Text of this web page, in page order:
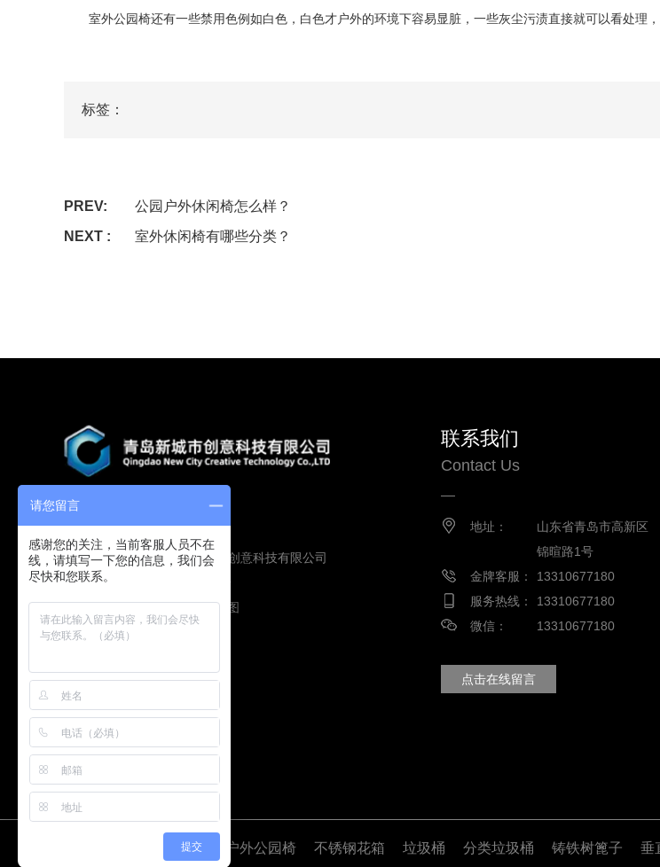
室外公园椅还有一些禁用色例如白色，白色才户外的环境下容易显脏，一些灰尘污渍直接就可以看处理，
标签：
PREV:
公园户外休闲椅怎么样？
NEXT :
室外休闲椅有哪些分类？
Copyright © 2019 青岛新城市创意科技有限公司
版权所有
鲁ICP备16009134号
技术支持：圭谷设计 网站地图
联系我们
Contact Us
地址：
山东省青岛市高新区
锦暄路1号
金牌客服：
13310677180
服务热线：
13310677180
微信：
13310677180
点击在线留言
公园椅 户外公园椅 不锈钢花箱 垃圾桶 分类垃圾桶 铸铁树篦子 垂
请您留言
感谢您的关注，当前客服人员不在
线，请填写一下您的信息，我们会
尽快和您联系。
提交